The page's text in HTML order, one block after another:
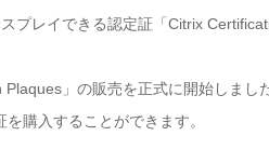
プレイできる認定証「Citrix
」の販売を正式に開始しまし
購入することができます。